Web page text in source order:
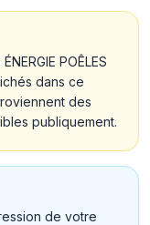
POÊLES
dans ce
des
publiquement.
de votre